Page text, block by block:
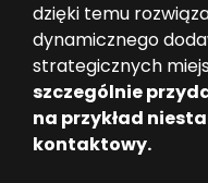
dzięki temu
dynamicznego
strategicznych
szczególnie
na przykład
kontaktowy.